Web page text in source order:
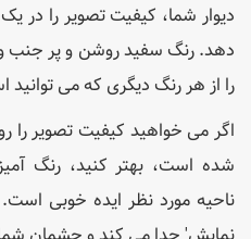
دیوار شما، کیفیت تصویر را
دهد. رنگ سفید روشن و پر جنب
را از هر رنگ دیگری که می
اگر می خواهید کیفیت تصویر را
شده است، بهتر کنید، رنگ
ناحیه مورد نظر ایده خوبی است.